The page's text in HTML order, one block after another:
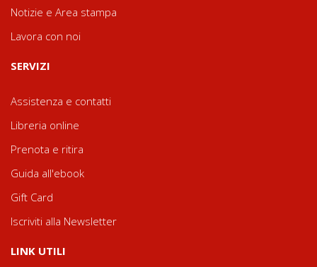
Notizie e Area stampa
Lavora con noi
SERVIZI
Assistenza e contatti
Libreria online
Prenota e ritira
Guida all'ebook
Gift Card
Iscriviti alla Newsletter
LINK UTILI